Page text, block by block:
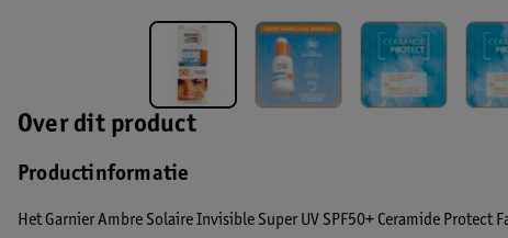
Over dit product
Productinformatie
Het Garnier Ambre Solaire Invisible Super UV SPF50+ Ceramide Protect